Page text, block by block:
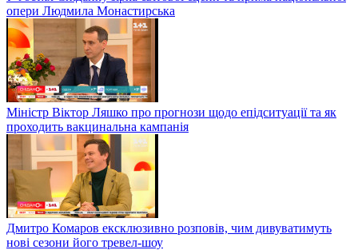
опери Людмила Монастирська
Міністр Віктор Ляшко про прогнози щодо епідситуації та як
проходить вакцинальна кампанія
Дмитро Комаров ексклюзивно розповів, чим дивуватимуть
нові сезони його тревел-шоу